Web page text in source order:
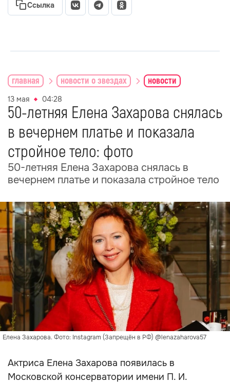
Ссылка
главная новости о звездах новости
13 мая 04:28
50-летняя Елена Захарова снялась
в вечернем платье и показала
стройное тело: фото
50-летняя Елена Захарова снялась в
вечернем платье и показала стройное тело
Елена Захарова. Фото: Instagram (Запрещён в РФ) @lenazaharova57
Актриса Елена Захарова появилась в
Московской консерватории имени П. И.